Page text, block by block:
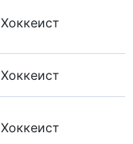
Хоккеист
Хоккеист
Хоккеист